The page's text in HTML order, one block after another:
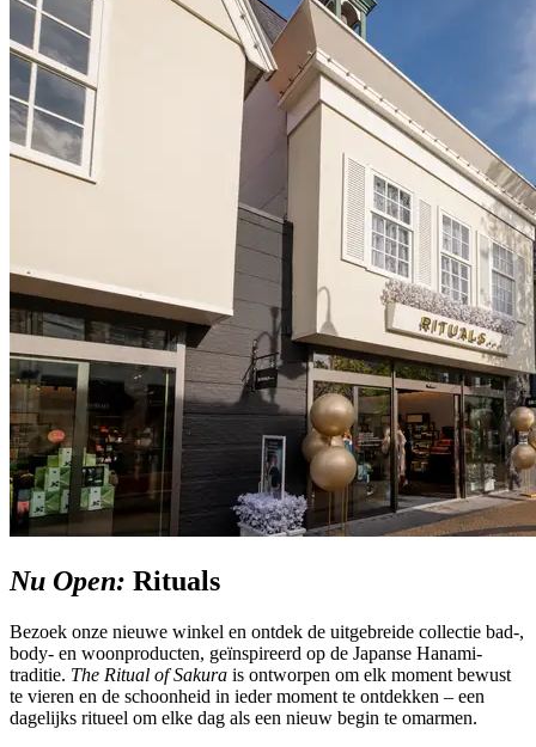
Nu Open: Rituals
Bezoek onze nieuwe winkel en ontdek de uitgebreide collectie bad-,
body- en woonproducten, geïnspireerd op de Japanse Hanami-
traditie. The Ritual of Sakura is ontworpen om elk moment bewust
te vieren en de schoonheid in ieder moment te ontdekken – een
dagelijks ritueel om elke dag als een nieuw begin te omarmen.